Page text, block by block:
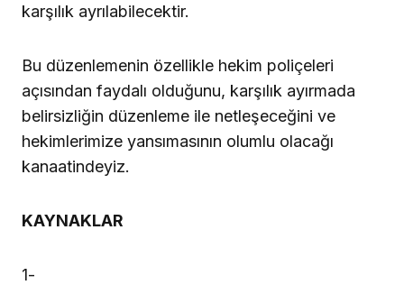
karşılık ayrılabilecektir.
Bu düzenlemenin özellikle hekim poliçeleri
açısından faydalı olduğunu, karşılık ayırmada
belirsizliğin düzenleme ile netleşeceğini ve
hekimlerimize yansımasının olumlu olacağı
kanaatindeyiz.
KAYNAKLAR
1-